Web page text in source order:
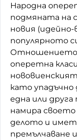
Народна
подмяната на
новия
популярното
Отношението
оперетна
като упадъчно
една или друга
намира
делото и
премълчаване